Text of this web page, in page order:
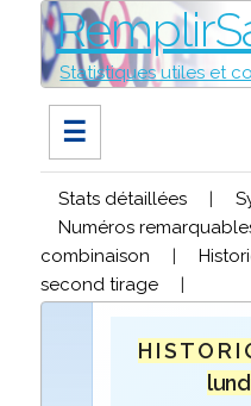
Statistiques utiles et
☰
Stats détaillées |
Numéros
combinaison
|
second tirage
|
H I S T O R I